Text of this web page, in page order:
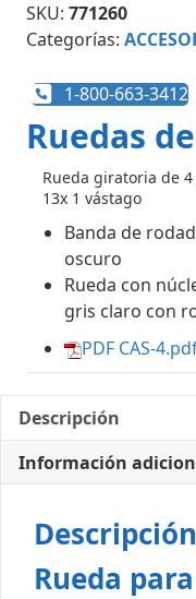
SKU: 771260
Categorías:
1-800-663-3412
Ruedas
Rueda giratoria de
13x 1 vástago
Banda de
oscuro
Rueda con
gris claro con
PDF CAS-
Descripción
Información
Descripción
Rueda